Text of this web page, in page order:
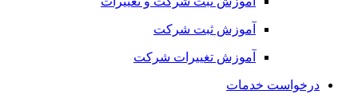
آموزش ثبت شرکت
آموزش تغییرات شرکت
درخواست خدمات